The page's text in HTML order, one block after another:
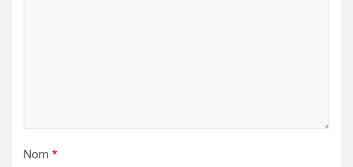
Nom *